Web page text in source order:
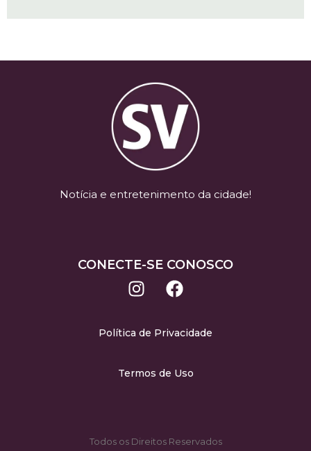
Notícia e entretenimento da cidade!
CONECTE-SE CONOSCO
Política de Privacidade
Termos de Uso
Todos os Direitos Reservados